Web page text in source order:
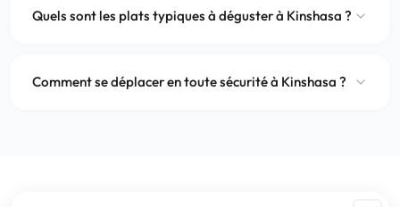
Quels sont les plats typiques à déguster à Kinshasa ?
Comment se déplacer en toute sécurité à Kinshasa ?